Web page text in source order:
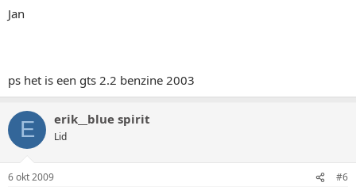
Jan
ps het is een gts 2.2 benzine 2003
E erik__blue spirit
Lid
6 okt 2009 #6